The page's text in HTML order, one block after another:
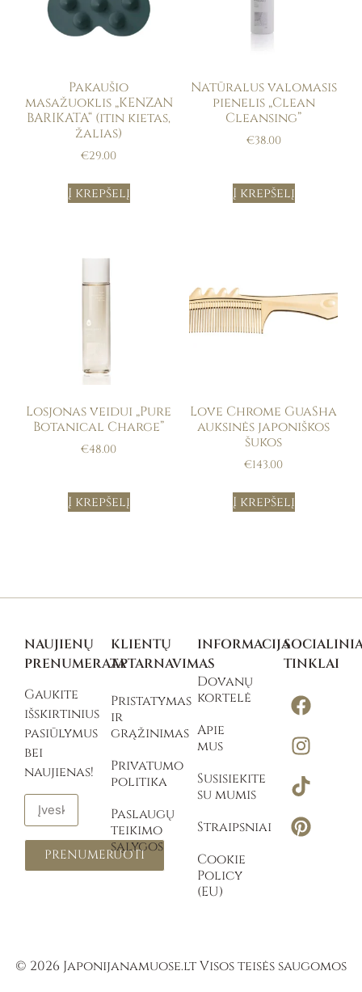
Pakaušio
masažuoklis „KENZAN
BARIKATA“ (itin kietas,
žalias)
€29.00
Į krepšelį
Natūralus valomasis
pienelis „Clean
Cleansing”
€38.00
Į krepšelį
Losjonas veidui „Pure
Botanical Charge”
€48.00
Į krepšelį
Love Chrome GuaSha
auksinės japoniškos
šukos
€143.00
Į krepšelį
NAUJIENŲ
PRENUMERATA
Gaukite
išskirtinius
pasiūlymus
bei
naujienas!
PRENUMERUOTI
KLIENTŲ
APTARNAVIMAS
Pristatymas
ir
grąžinimas
Privatumo
politika
Paslaugų
teikimo
sąlygos
INFORMACIJA
Dovanų
kortelė
Apie
mus
Susisiekite
su mumis
Straipsniai
Cookie
Policy
(EU)
TINKLAI
© 2026 Japonijanamuose.lt Visos teisės saugomos